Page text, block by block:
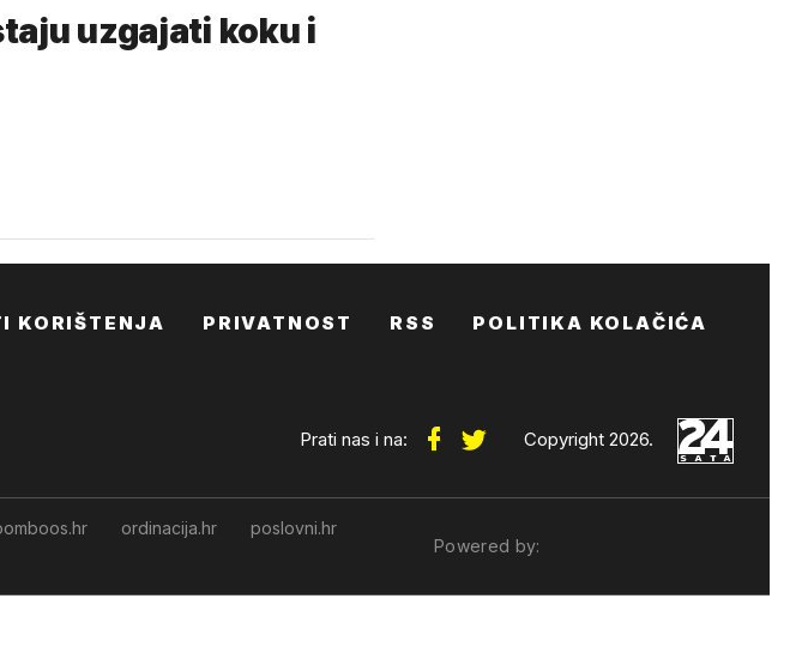
uzgajati koku i
KORIŠTENJA PRIVATNOST RSS POLITIKA KOLAČIĆA
Prati nas i na: Copyright 2026.
ordinacija.hr
poslovni.hr
Powered by: